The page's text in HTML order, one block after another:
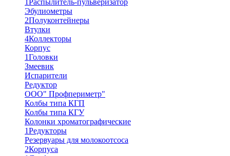
1Распылитель-пульверизатор
Эбулиометры
2Полуконтейнеры
Втулки
4Коллекторы
Корпус
1Головки
Змеевик
Испарители
Редуктор
ООО" Профпериметр"
Колбы типа КГП
Колбы типа КГУ
Колонки хроматографические
1Редукторы
Резервуары для молокоотсоса
2Корпуса